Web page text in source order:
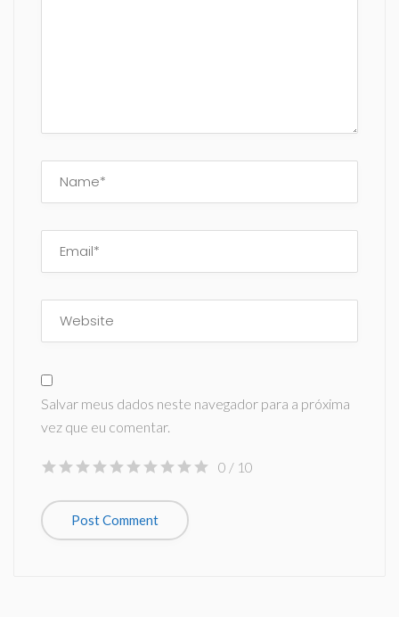
Salvar meus dados neste navegador para a próxima
vez que eu comentar.
0 / 10